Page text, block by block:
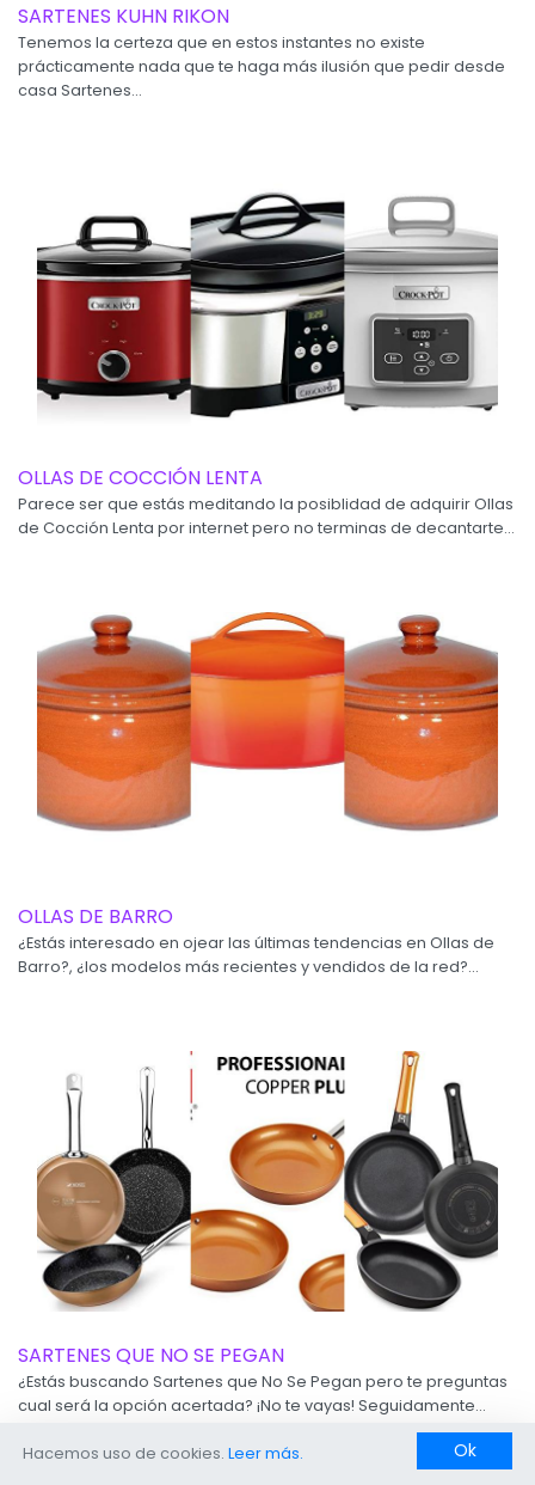
SARTENES KUHN RIKON
Tenemos la certeza que en estos instantes no existe
prácticamente nada que te haga más ilusión que pedir desde
casa Sartenes...
OLLAS DE COCCIÓN LENTA
Parece ser que estás meditando la posiblidad de adquirir Ollas
de Cocción Lenta por internet pero no terminas de decantarte...
OLLAS DE BARRO
¿Estás interesado en ojear las últimas tendencias en Ollas de
Barro?, ¿los modelos más recientes y vendidos de la red?...
SARTENES QUE NO SE PEGAN
¿Estás buscando Sartenes que No Se Pegan pero te preguntas
cual será la opción acertada? ¡No te vayas! Seguidamente...
Hacemos uso de cookies. Leer más. Ok